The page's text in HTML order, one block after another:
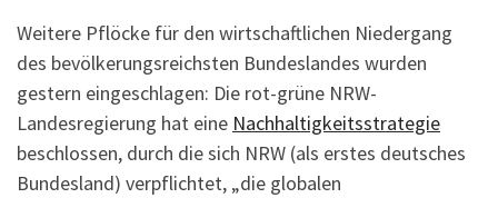
Weitere Pflöcke für den wirtschaftlichen Niedergang
des bevölkerungsreichsten Bundeslandes wurden
gestern eingeschlagen: Die rot-grüne NRW-
Landesregierung hat eine Nachhaltigkeitsstrategie
beschlossen, durch die sich NRW (als erstes deutsches
Bundesland) verpflichtet, „die globalen